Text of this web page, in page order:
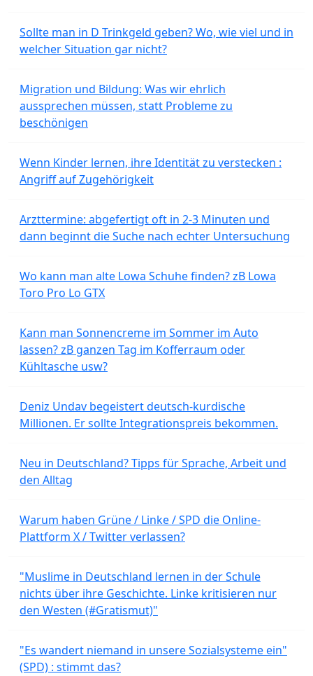
Sollte man in D Trinkgeld geben? Wo, wie viel und in
welcher Situation gar nicht?
Migration und Bildung: Was wir ehrlich
aussprechen müssen, statt Probleme zu
beschönigen
Wenn Kinder lernen, ihre Identität zu verstecken :
Angriff auf Zugehörigkeit
Arzttermine: abgefertigt oft in 2-3 Minuten und
dann beginnt die Suche nach echter Untersuchung
Wo kann man alte Lowa Schuhe finden? zB Lowa
Toro Pro Lo GTX
Kann man Sonnencreme im Sommer im Auto
lassen? zB ganzen Tag im Kofferraum oder
Kühltasche usw?
Deniz Undav begeistert deutsch-kurdische
Millionen. Er sollte Integrationspreis bekommen.
Neu in Deutschland? Tipps für Sprache, Arbeit und
den Alltag
Warum haben Grüne / Linke / SPD die Online-
Plattform X / Twitter verlassen?
"Muslime in Deutschland lernen in der Schule
nichts über ihre Geschichte. Linke kritisieren nur
den Westen (#Gratismut)"
"Es wandert niemand in unsere Sozialsysteme ein"
(SPD) : stimmt das?